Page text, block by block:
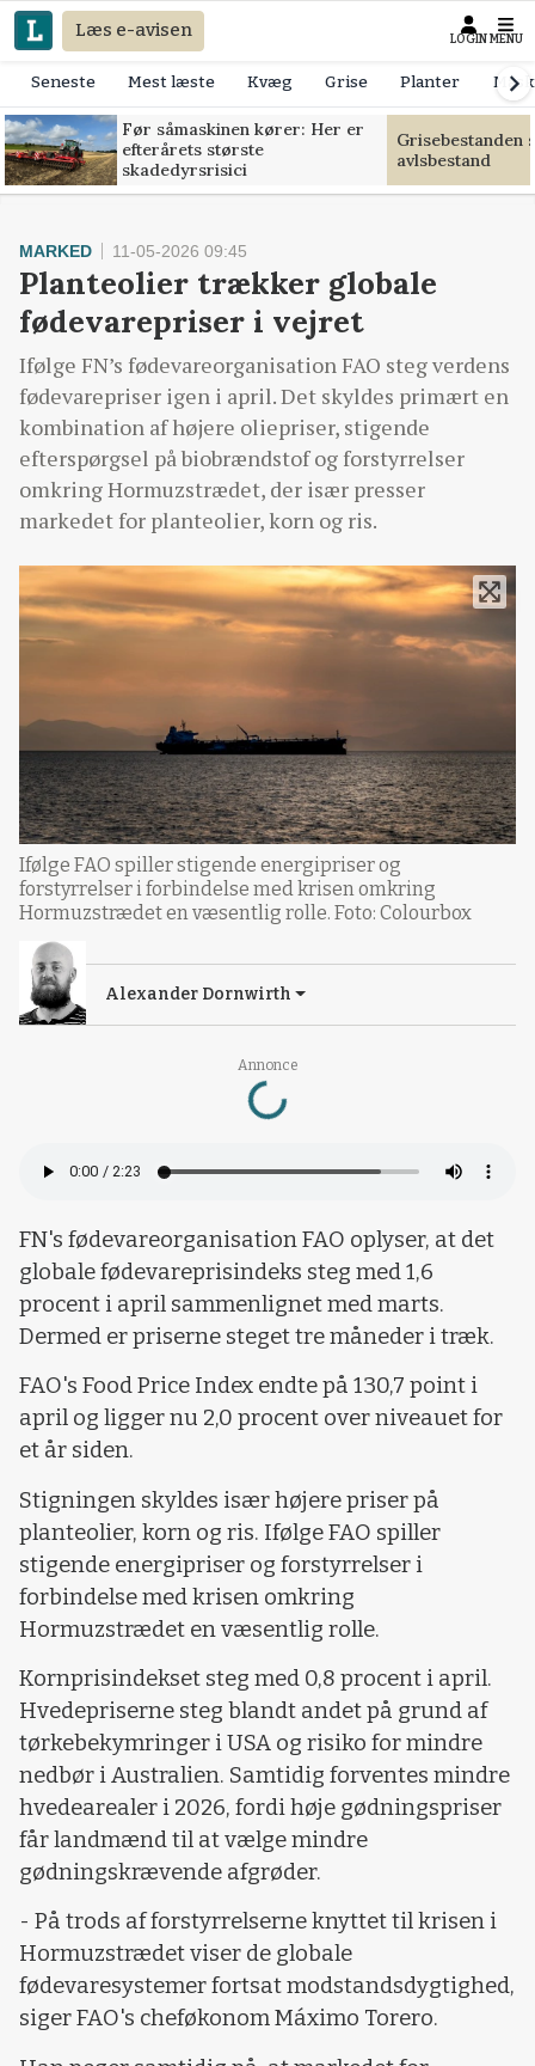
Læs e-avisen LOGIN MENU
Seneste Mest læste Kvæg Grise Planter
Før såmaskinen kører: Her er
efterårets største
skadedyrsrisici
Grisebestanden
avlsbestand
Annonce
Loading...
MARKED 11-05-2026 09:45
Planteolier trækker globale
fødevarepriser i vejret
Ifølge FN’s fødevareorganisation FAO steg verdens
fødevarepriser igen i april. Det skyldes primært en
kombination af højere oliepriser, stigende
efterspørgsel på biobrændstof og forstyrrelser
omkring Hormuzstrædet, der især presser
markedet for planteolier, korn og ris.
Ifølge FAO spiller stigende energipriser og
forstyrrelser i forbindelse med krisen omkring
Hormuzstrædet en væsentlig rolle. Foto: Colourbox
Alexander Dornwirth
FN's fødevareorganisation FAO oplyser, at det
globale fødevareprisindeks steg med 1,6
procent i april sammenlignet med marts.
Dermed er priserne steget tre måneder i træk.
FAO's Food Price Index endte på 130,7 point i
april og ligger nu 2,0 procent over niveauet for
et år siden.
Stigningen skyldes især højere priser på
planteolier, korn og ris. Ifølge FAO spiller
stigende energipriser og forstyrrelser i
forbindelse med krisen omkring
Hormuzstrædet en væsentlig rolle.
Kornprisindekset steg med 0,8 procent i april.
Hvedepriserne steg blandt andet på grund af
tørkebekymringer i USA og risiko for mindre
nedbør i Australien. Samtidig forventes mindre
hvedearealer i 2026, fordi høje gødningspriser
får landmænd til at vælge mindre
gødningskrævende afgrøder.
- På trods af forstyrrelserne knyttet til krisen i
Hormuzstrædet viser de globale
fødevaresystemer fortsat modstandsdygtighed,
siger FAO's cheføkonom Máximo Torero.